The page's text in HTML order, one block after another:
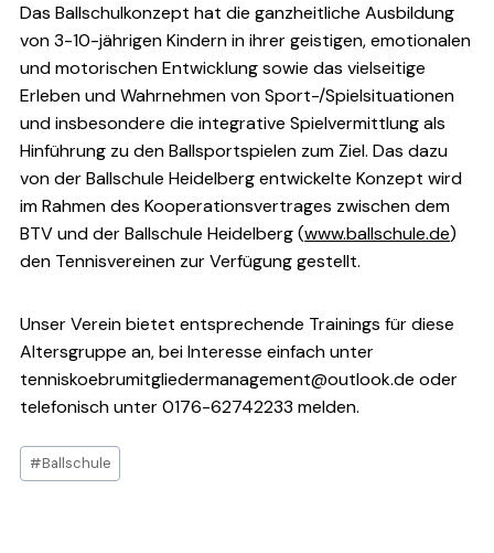
Das Ballschulkonzept hat die ganzheitliche Ausbildung
von 3-10-jährigen Kindern in ihrer geistigen, emotionalen
und motorischen Entwicklung sowie das vielseitige
Erleben und Wahrnehmen von Sport-/Spielsituationen
und insbesondere die integrative Spielvermittlung als
Hinführung zu den Ballsportspielen zum Ziel. Das dazu
von der Ballschule Heidelberg entwickelte Konzept wird
im Rahmen des Kooperationsvertrages zwischen dem
BTV und der Ballschule Heidelberg (www.ballschule.de)
den Tennisvereinen zur Verfügung gestellt.
Unser Verein bietet entsprechende Trainings für diese
Altersgruppe an, bei Interesse einfach unter
tenniskoebrumitgliedermanagement@outlook.de oder
telefonisch unter 0176-62742233 melden.
Post
Tags:
#Ballschule